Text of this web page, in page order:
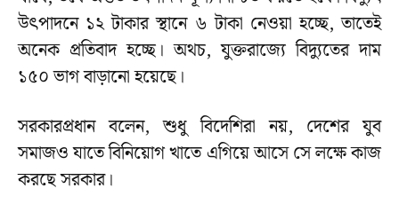
উৎপাদনে ১২ টাকার স্থানে ৬ টাকা নেওয়া হচ্ছে, তাতেই
অনেক প্রতিবাদ হচ্ছে। অথচ, যুক্তরাজ্যে বিদ্যুতের দাম
১৫০ ভাগ বাড়ানো হয়েছে।
সরকারপ্রধান বলেন, শুধু বিদেশিরা নয়, দেশের যুব
সমাজও যাতে বিনিয়োগ খাতে এগিয়ে আসে সে লক্ষে কাজ
করছে সরকার।